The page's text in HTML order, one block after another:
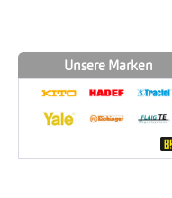
Unsere Marken